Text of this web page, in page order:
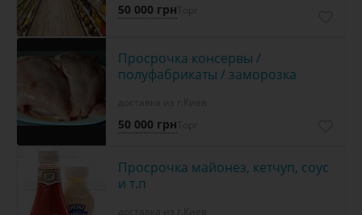
50 000 грн
Просрочка консервы /
полуфабрикаты / заморозка
50 000 грн
Просрочка майонез, кетчуп, соус
и т.п